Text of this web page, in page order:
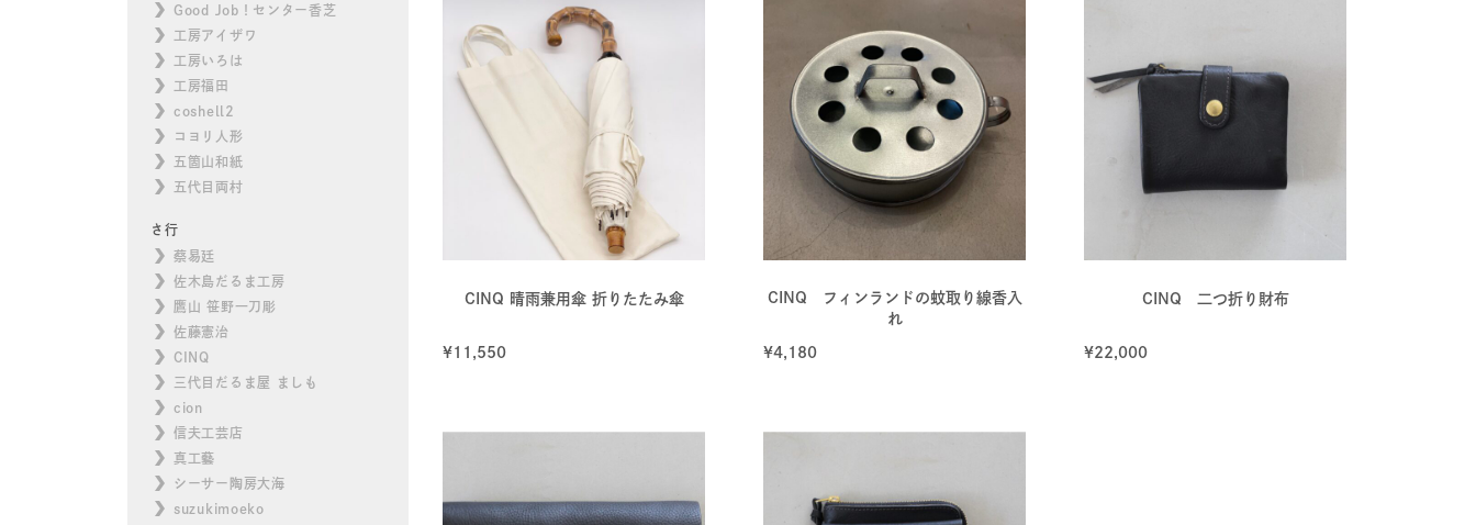
CINQ 晴雨兼用傘 折りたたみ傘
¥11,550
CINQ フィンランドの蚊取り線香入
れ
¥4,180
CINQ 二つ折り財布
¥22,000
Good Job！センター香芝
工房アイザワ
工房いろは
工房福田
coshell2
コヨリ人形
五箇山和紙
五代目両村
さ行
蔡易廷
佐木島だるま工房
鷹山 笹野一刀彫
佐藤憲治
CINQ
三代目だるま屋 ましも
cion
信夫工芸店
真工藝
シーサー陶房大海
suzukimoeko